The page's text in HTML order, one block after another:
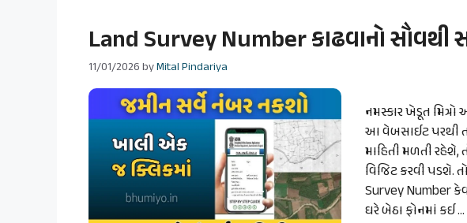
Land Survey Number કાઢવાનો સૌવથી
11/01/2026byMital Pindariya
નમસ્કાર ખેડૂત
આ વેબસાઈટ પરથી
માહિતી મળતી રહેશે,
વિજિટ કરવી
Survey Number
ઘરે બેઠા ફોનમાં કઈ …